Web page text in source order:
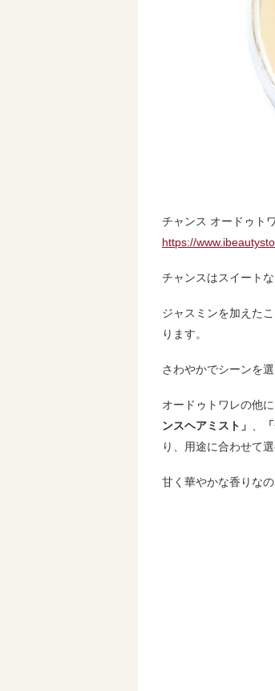
チャンス オードゥト
https://
チャンスはスイート
ジャスミンを加えた
ります。
さわやかでシーンを
オードゥトワレの他
ンスヘアミスト」
り、用途に合わせて
甘く華やかな香りな